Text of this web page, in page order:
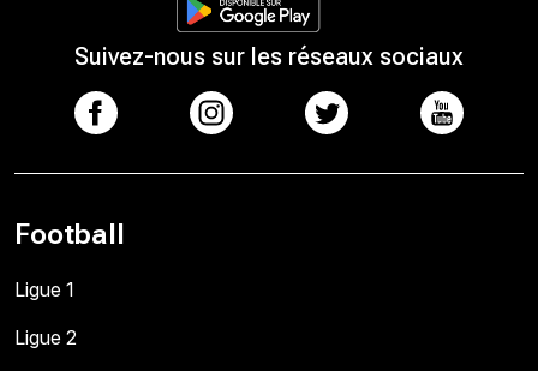
Suivez-nous sur les réseaux sociaux
Football
Ligue 1
Ligue 2